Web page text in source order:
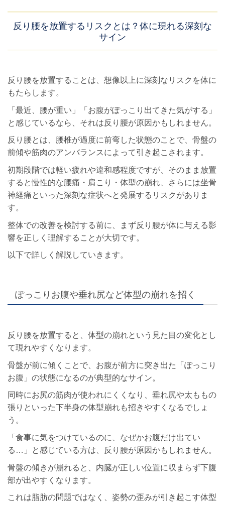
反り腰を放置するリスクとは？体に現れる深刻な
サイン
反り腰を放置することは、想像以上に深刻なリスクを体に
もたらします。
「最近、腰が重い」「お腹がぽっこり出てきた気がする」
と感じているなら、それは反り腰が原因かもしれません。
反り腰とは、腰椎が過度に前弯した状態のことで、骨盤の
前傾や筋肉のアンバランスによって引き起こされます。
初期段階では軽い疲れや違和感程度ですが、そのまま放置
すると慢性的な腰痛・肩こり・体型の崩れ、さらには坐骨
神経痛といった深刻な症状へと発展するリスクがありま
す。
整体での改善を検討する前に、まず反り腰が体に与える影
響を正しく理解することが大切です。
以下で詳しく解説していきます。
ぽっこりお腹や垂れ尻など体型の崩れを招く
反り腰を放置すると、体型の崩れという見た目の変化とし
て現れやすくなります。
骨盤が前に傾くことで、お腹が前方に突き出た「ぽっこり
お腹」の状態になるのが典型的なサイン。
同時にお尻の筋肉が使われにくくなり、垂れ尻や太ももの
張りといった下半身の体型崩れも招きやすくなるでしょ
う。
「食事に気をつけているのに、なぜかお腹だけ出てい
る…」と感じている方は、反り腰が原因かもしれません。
骨盤の傾きが崩れると、内臓が正しい位置に収まらず下腹
部が出やすくなります。
これは脂肪の問題ではなく、姿勢の歪みが引き起こす体型